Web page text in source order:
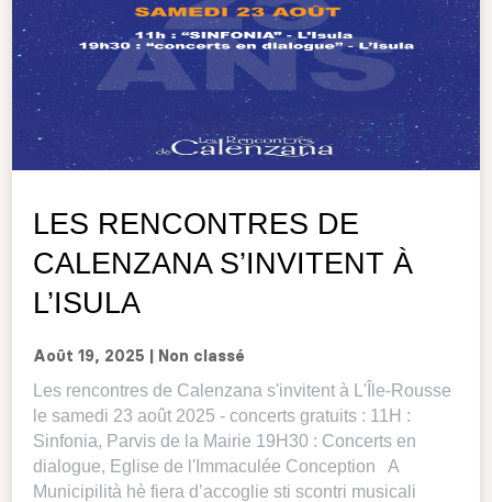
LES RENCONTRES DE
CALENZANA S’INVITENT À
L’ISULA
Août 19, 2025 Non classé
Les rencontres de Calenzana s'invitent à L'Île-Rousse
le samedi 23 août 2025 - concerts gratuits : 11H :
Sinfonia, Parvis de la Mairie 19H30 : Concerts en
dialogue, Eglise de l'Immaculée Conception A
Municipilità hè fiera d’accoglie sti scontri musicali